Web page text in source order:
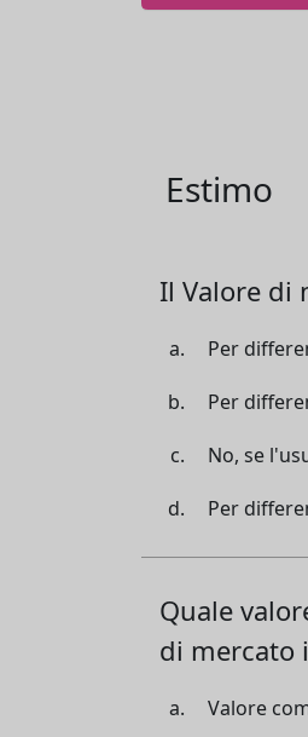
Estimo
Il Valore di
Per
Per
No, se
Per
Quale
di mercato
Valore